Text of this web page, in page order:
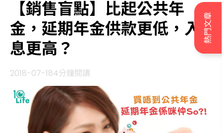
熱門文章
【銷售盲點】比起公共年
金，延期年金供款更低，入
息更高？
2018-07-184分鐘閱讀